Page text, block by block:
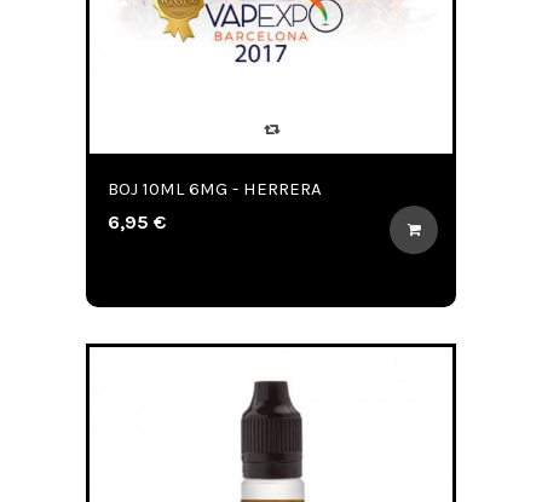
BOJ 10ML 6MG - HERRERA
6,95 €